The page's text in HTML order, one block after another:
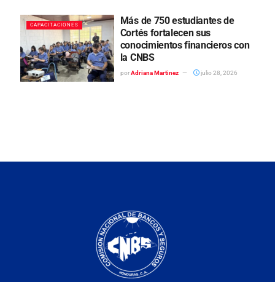
CAPACITACIONES
Más de 750 estudiantes de
Cortés fortalecen sus
conocimientos financieros con
la CNBS
por Adriana Martinez julio 28, 2026